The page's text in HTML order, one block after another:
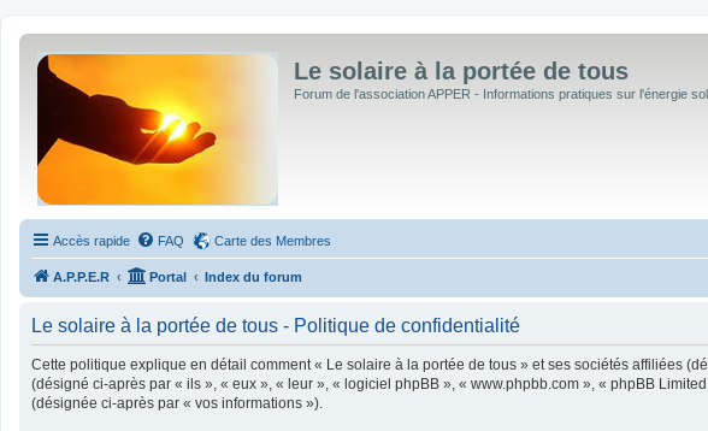
Le solaire à la portée de tous
Forum de l'association APPER - Informations pratiques sur l'énergie
Accès rapide FAQ Carte des Membres
A.P.P.E.R Portal Index du forum
Le solaire à la portée de tous - Politique de confidentialité
Cette politique explique en détail comment « Le solaire à la portée de tous » et ses sociétés affiliées
(désigné ci-après par « ils », « eux », « leur », « logiciel phpBB », « www.phpbb.com », « phpBB
(désignée ci-après par « vos informations »).